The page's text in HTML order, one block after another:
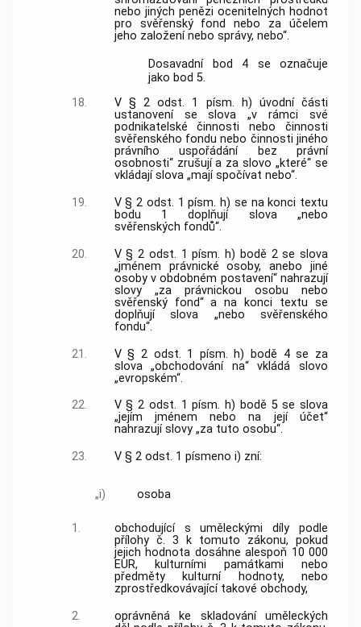
nebo jiných penězi ocenitelných hodnot
pro svěřenský fond nebo za účelem
jeho založení nebo správy, nebo“.
Dosavadní bod 4 se označuje
jako bod 5.
18.
V § 2 odst. 1 písm. h) úvodní části
ustanovení se slova „v rámci své
podnikatelské činnosti nebo činnosti
svěřenského fondu nebo činnosti jiného
právního uspořádání bez právní
osobnosti“ zrušují a za slovo „které“ se
vkládají slova „mají spočívat nebo“.
19.
V § 2 odst. 1 písm. h) se na konci textu
bodu 1 doplňují slova „nebo
svěřenských fondů“.
20.
V § 2 odst. 1 písm. h) bodě 2 se slova
„jménem právnické osoby, anebo jiné
osoby v obdobném postavení“ nahrazují
slovy „za právnickou osobu nebo
svěřenský fond“ a na konci textu se
doplňují slova „nebo svěřenského
fondu“.
21.
V § 2 odst. 1 písm. h) bodě 4 se za
slova „obchodování na“ vkládá slovo
„evropském“.
22.
V § 2 odst. 1 písm. h) bodě 5 se slova
„jejím jménem nebo na její účet“
nahrazují slovy „za tuto osobu“.
23.
V § 2 odst. 1 písmeno i) zní:
„i) osoba
1.
obchodující s uměleckými díly podle
přílohy č. 3 k tomuto zákonu, pokud
jejich hodnota dosáhne alespoň 10 000
EUR, kulturními památkami nebo
předměty kulturní hodnoty, nebo
zprostředkovávající takové obchody,
2.
oprávněná ke skladování uměleckých